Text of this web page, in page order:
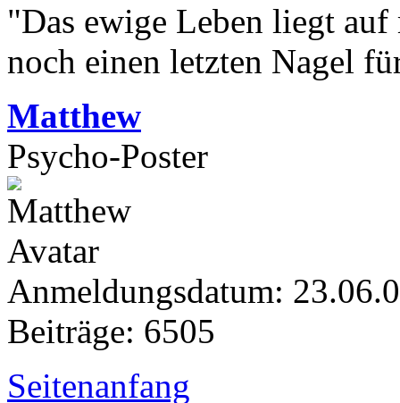
"Das ewige Leben liegt
noch einen letzten Nagel
Matthew
Psycho-Poster
Anmeldungsdatum:
Beiträge: 6505
Seitenanfang